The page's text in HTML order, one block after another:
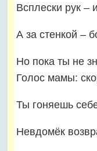
Всплески рук –
А за стенкой –
Но пока ты не
Голос мамы:
Ты гоняешь
Невдомёк